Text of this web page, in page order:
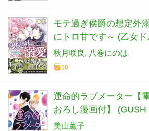
モテ過ぎ侯爵の想定外
にトロ甘です～ (乙女
クス)
秋月咲良 八巻にのは
10
運命的ラブメーター【
おろし漫画付】 (GUSH
美山薫子